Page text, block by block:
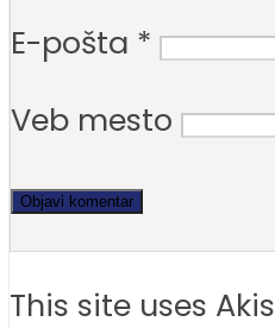
E-pošta *
Veb mesto
This site uses